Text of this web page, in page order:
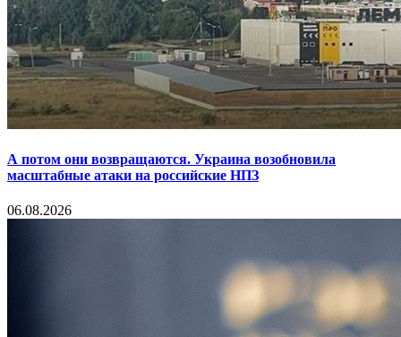
А потом они возвращаются. Украина возобновила
масштабные атаки на российские НПЗ
06.08.2026